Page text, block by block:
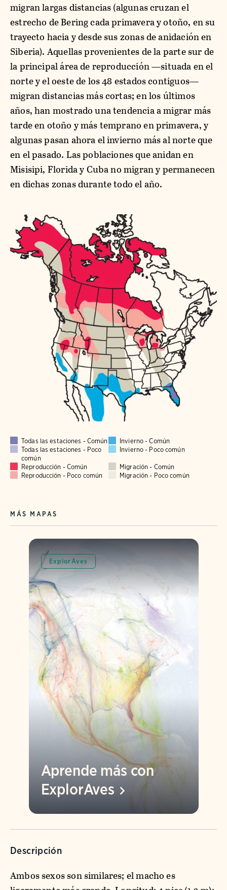
migran largas distancias (algunas cruzan el
estrecho de Bering cada primavera y otoño, en su
trayecto hacia y desde sus zonas de anidación en
Siberia). Aquellas provenientes de la parte sur de
la principal área de reproducción —situada en el
norte y el oeste de los 48 estados contiguos—
migran distancias más cortas; en los últimos
años, han mostrado una tendencia a migrar más
tarde en otoño y más temprano en primavera, y
algunas pasan ahora el invierno más al norte que
en el pasado. Las poblaciones que anidan en
Misisipi, Florida y Cuba no migran y permanecen
en dichas zonas durante todo el año.
Todas las estaciones - Común
Invierno - Común
Todas las estaciones - Poco
común
Invierno - Poco común
Reproducción - Común
Migración - Común
Reproducción - Poco común
Migración - Poco común
MÁS MAPAS
ExplorAves
Aprende más con
ExplorAves
Descripción
Ambos sexos son similares; el macho es